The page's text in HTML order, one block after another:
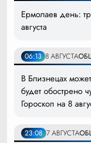
Ермолаев день:
августа
06:13 8 АВГУСТА
В Близнецах
будет обострено
Гороскоп на 8
23:08 7 АВГУСТА